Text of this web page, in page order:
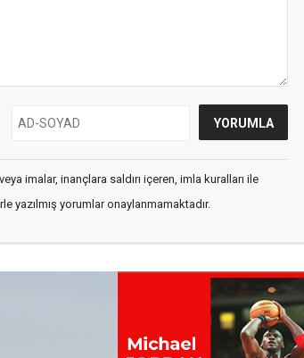
imalar, inançlara saldırı içeren, imla kuralları ile
yazılmış yorumlar onaylanmamaktadır.